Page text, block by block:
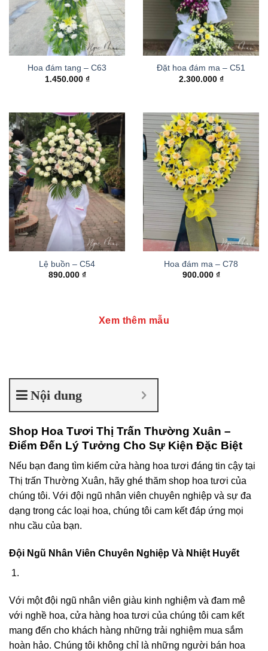
Hoa đám tang – C63
1.450.000 ₫
Đặt hoa đám ma – C51
2.300.000 ₫
Lệ buồn – C54
890.000 ₫
Hoa đám ma – C78
900.000 ₫
Xem thêm mẫu
Nội dung
Shop Hoa Tươi Thị Trấn Thường Xuân –
Điểm Đến Lý Tưởng Cho Sự Kiện Đặc Biệt
Nếu bạn đang tìm kiếm cửa hàng hoa tươi đáng tin cậy tại
Thị trấn Thường Xuân, hãy ghé thăm shop hoa tươi của
chúng tôi. Với đội ngũ nhân viên chuyên nghiệp và sự đa
dạng trong các loại hoa, chúng tôi cam kết đáp ứng mọi
nhu cầu của bạn.
Đội Ngũ Nhân Viên Chuyên Nghiệp Và Nhiệt Huyết
Với một đội ngũ nhân viên giàu kinh nghiệm và đam mê
với nghề hoa, cửa hàng hoa tươi của chúng tôi cam kết
mang đến cho khách hàng những trải nghiệm mua sắm
hoàn hảo. Chúng tôi không chỉ là những người bán hoa